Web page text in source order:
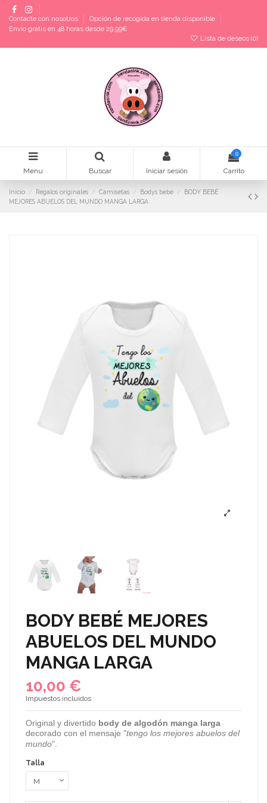
Contacte con nosotros
Opción de recogida en tienda disponible
Envío gratis en 48 horas desde 29,99€
Lista de deseos (0)
Menu Buscar Iniciar sesión
0
Carrito
Inicio Regalos originales Camisetas Bodys bebé
BODY BEBÉ
MEJORES ABUELOS DEL MUNDO MANGA LARGA
BODY BEBÉ MEJORES
ABUELOS DEL MUNDO
MANGA LARGA
10,00 €
Impuestos incluidos
Original y divertido body de algodón manga larga
decorado con el mensaje "tengo los mejores abuelos del
mundo".
Talla